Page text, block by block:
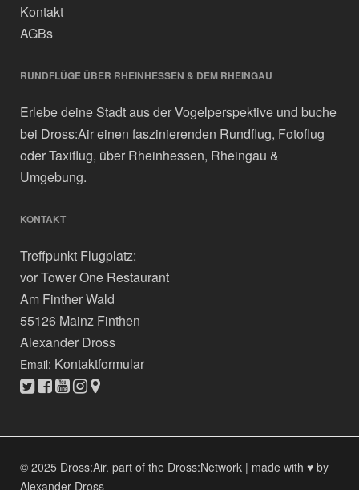
Kontakt
AGBs
RUNDFLÜGE ÜBER RHEINHESSEN & DEM RHEINGAU
Erlebe deine Stadt aus der Vogelperspektive und buche
bei Dross:Air einen faszinierenden Rundflug, Fotoflug
oder Taxiflug, über Rheinhessen, Rheingau &
Umgebung.
KONTAKT
Treffpunkt Flugplatz:
vor Tower One Restaurant
Am Finther Wald
55126 Mainz Finthen
Alexander Dross
Email: Kontaktformular
© 2025 Dross:Air. part of the Dross:Network | made with ♥ by
Alexander Dross